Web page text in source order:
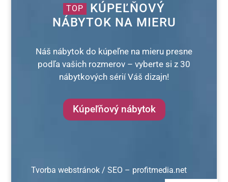
TOP
KÚPEĽŇOVÝ
NÁBYTOK NA MIERU
Náš nábytok do kúpeľne na mieru presne
podľa vašich rozmerov – vyberte si z 30
nábytkových sérií Váš dizajn!
Kúpeľňový nábytok
Tvorba webstránok / SEO – profitmedia.net